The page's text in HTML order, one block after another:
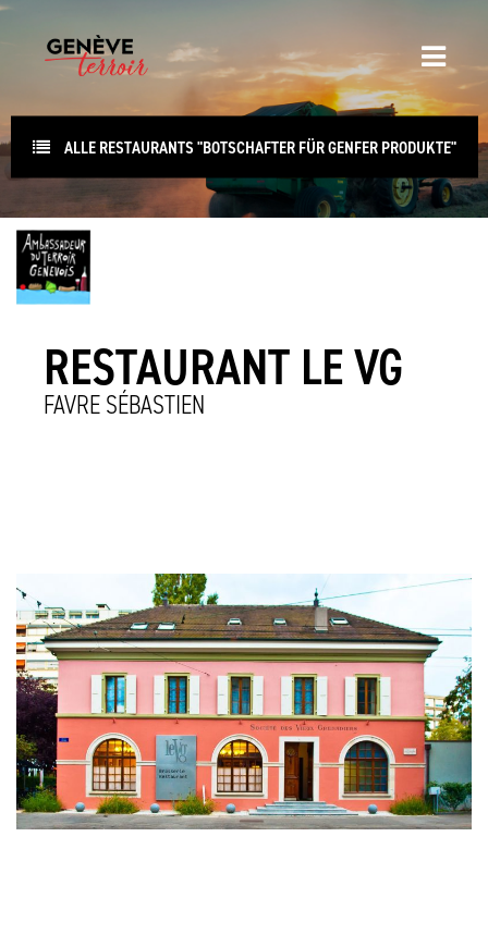
ALLE RESTAURANTS "BOTSCHAFTER FÜR GENFER PRODUKTE"
RESTAURANT LE VG
FAVRE SÉBASTIEN